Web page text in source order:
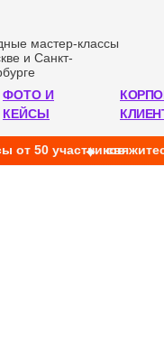
ФОТО И
КЕЙСЫ
мастер-классы
и Санкт-
от 50 участников